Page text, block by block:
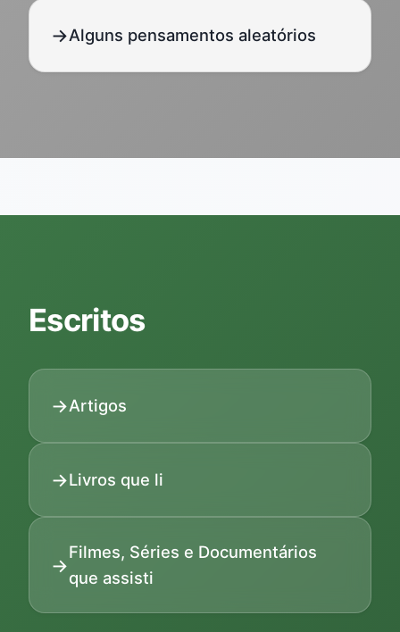
Alguns pensamentos aleatórios
Escritos
Artigos
Livros que li
Filmes, Séries e Documentários
que assisti